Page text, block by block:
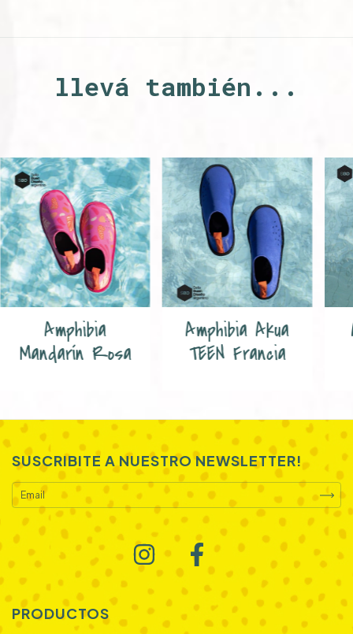
llevá también...
Amphibia
Mandarín Rosa
Amphibia Akua
TEEN Francia
SUSCRIBITE A NUESTRO NEWSLETTER!
PRODUCTOS